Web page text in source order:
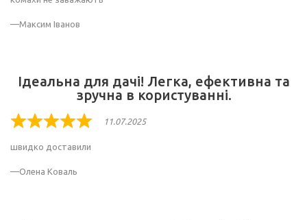
Максим Іванов
Ідеальна для дачі! Легка, ефективна та
зручна в користуванні.
Rated
11.07.2025
швидко доставили
Олена Коваль